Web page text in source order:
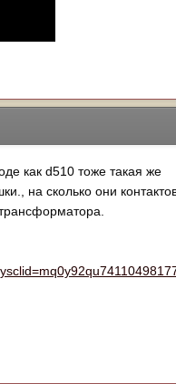
как d510 тоже такая же
на сколько они